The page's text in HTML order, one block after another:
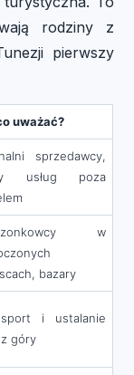
rodziny z
pierwszy
uważać?
sprzedawcy,
usług poza
w
bazary
i ustalanie
góry